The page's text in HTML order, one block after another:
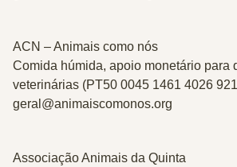
ACN – Animais como nós
Comida húmida, apoio monetário para
veterinárias (PT50 0045 1461 4026
geral@animaiscomonos.org
Associação Animais da Quinta